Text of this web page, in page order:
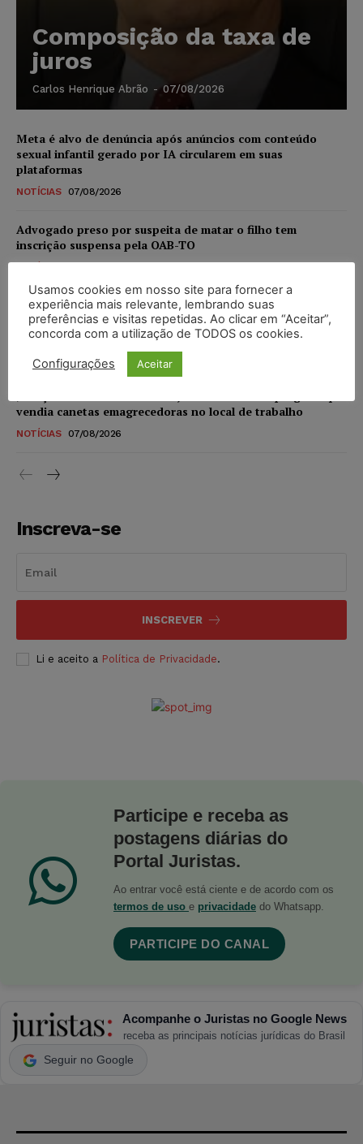
Composição da taxa de
juros
Carlos Henrique Abrão - 07/08/2026
Meta é alvo de denúncia após anúncios com conteúdo
sexual infantil gerado por IA circularem em suas
plataformas
NOTÍCIAS 07/08/2026
Advogado preso por suspeita de matar o filho tem
inscrição suspensa pela OAB-TO
STF amplia isenção de IBS e CBS na compra de veículos
novos para pessoas com deficiência e autistas de todos os
níveis
DIREITO TRIBUTÁRIO 07/08/2026
vendia canetas emagrecedoras no local de trabalho
NOTÍCIAS 07/08/2026
Inscreva-se
INSCREVER
Li e aceito a Política de Privacidade.
Participe e receba as
postagens diárias do
Portal Juristas.
Ao entrar você está ciente e de acordo com os
termos de uso e privacidade do Whatsapp.
PARTICIPE DO CANAL
Acompanhe o Juristas no Google News
receba as principais notícias jurídicas do Brasil
Seguir no Google
Usamos cookies em nosso site para fornecer a
experiência mais relevante, lembrando suas
preferências e visitas repetidas. Ao clicar em “Aceitar”,
concorda com a utilização de TODOS os cookies.
Configurações Aceitar